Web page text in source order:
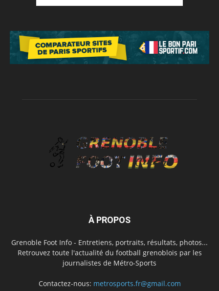
À PROPOS
Grenoble Foot Info - Entretiens, portraits, résultats, photos...
Retrouvez toute l'actualité du football grenoblois par les
journalistes de Métro-Sports
Contactez-nous: metrosports.fr@gmail.com